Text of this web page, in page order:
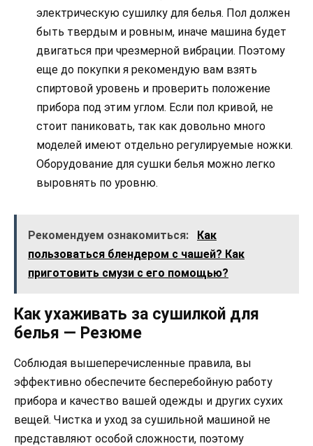
электрическую сушилку для белья. Пол должен
быть твердым и ровным, иначе машина будет
двигаться при чрезмерной вибрации. Поэтому
еще до покупки я рекомендую вам взять
спиртовой уровень и проверить положение
прибора под этим углом. Если пол кривой, не
стоит паниковать, так как довольно много
моделей имеют отдельно регулируемые ножки.
Оборудование для сушки белья можно легко
выровнять по уровню.
Рекомендуем ознакомиться:
Как
пользоваться блендером с чашей? Как
приготовить смузи с его помощью?
Как ухаживать за сушилкой для
белья — Резюме
Соблюдая вышеперечисленные правила, вы
эффективно обеспечите бесперебойную работу
прибора и качество вашей одежды и других сухих
вещей. Чистка и уход за сушильной машиной не
представляют особой сложности, поэтому